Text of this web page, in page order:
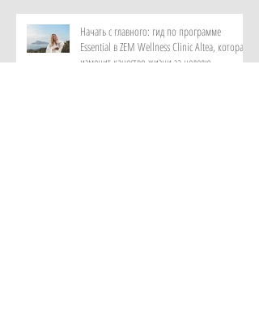
Начать с главного: гид по программе
Essential в ZEM Wellness Clinic Altea, которая
изменит качество жизни за неделю